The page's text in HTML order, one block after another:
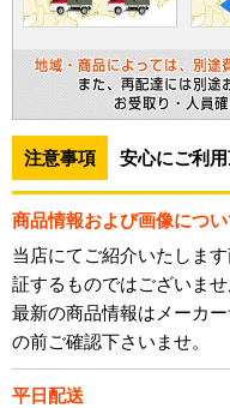
注意事項 安心にご利
商品情報および画像につい
当店にてご紹介いたしま
証するものではございませ
最新の商品情報はメーカ
の前ご確認下さいませ。
平日配送